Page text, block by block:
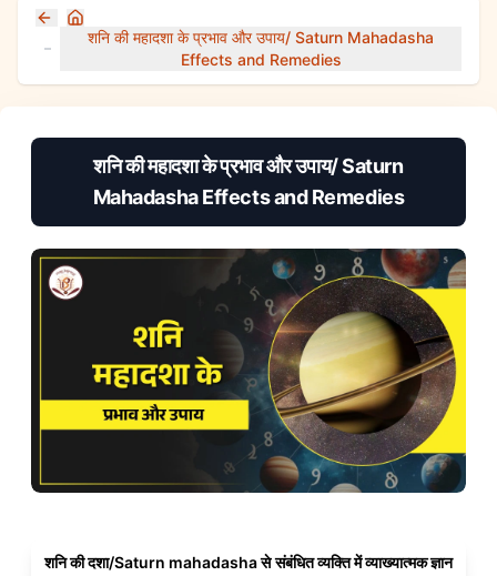
Home
शनि की महादशा के प्रभाव और उपाय/ Saturn Mahadasha
Effects and Remedies
शनि की महादशा के प्रभाव और उपाय/ Saturn
Mahadasha Effects and Remedies
शनि की दशा/Saturn mahadasha से संबंधित व्यक्ति में व्याख्यात्मक ज्ञान